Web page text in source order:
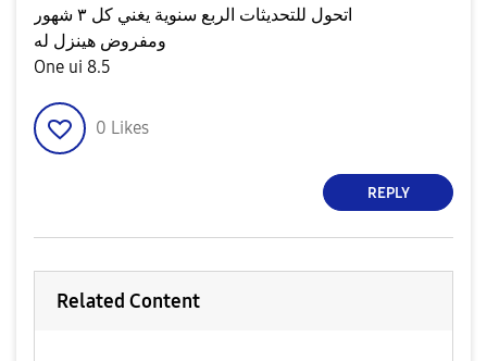
اتحول للتحديثات الربع سنوية يغني كل ٣ شهور
ومفروض هينزل له
One ui 8.5
0 Likes
REPLY
Related Content